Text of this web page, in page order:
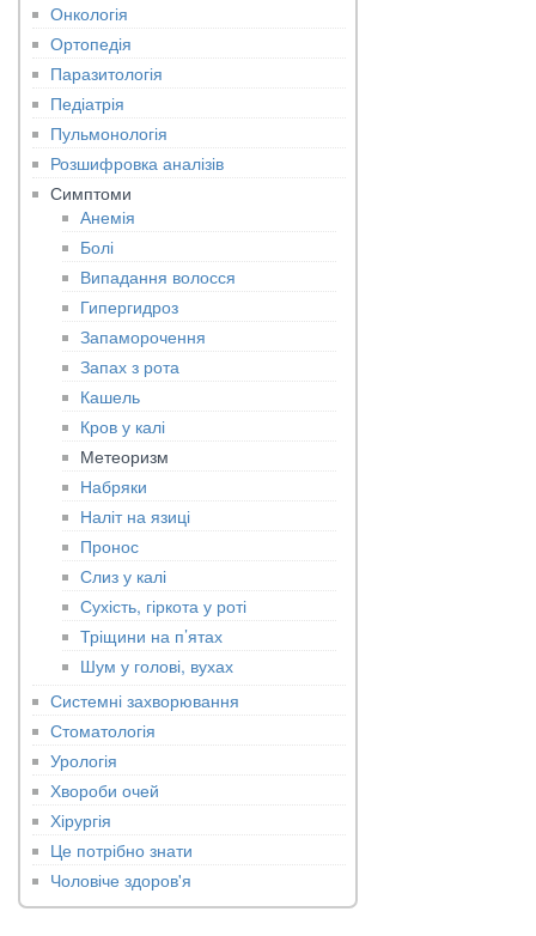
Онкологія
Ортопедія
Паразитологія
Педіатрія
Пульмонологія
Розшифровка аналізів
Симптоми
Анемія
Болі
Випадання волосся
Гипергидроз
Запаморочення
Запах з рота
Кашель
Кров у калі
Метеоризм
Набряки
Наліт на язиці
Пронос
Слиз у калі
Сухість, гіркота у роті
Тріщини на п’ятах
Шум у голові, вухах
Системні захворювання
Стоматологія
Урологія
Хвороби очей
Хірургія
Це потрібно знати
Чоловіче здоров'я